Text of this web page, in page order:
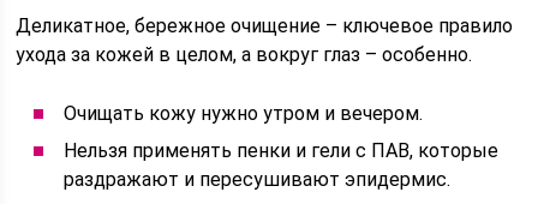
Деликатное, бережное очищение – ключевое правило
ухода за кожей в целом, а вокруг глаз – особенно.
Очищать кожу нужно утром и вечером.
Нельзя применять пенки и гели с ПАВ, которые
раздражают и пересушивают эпидермис.